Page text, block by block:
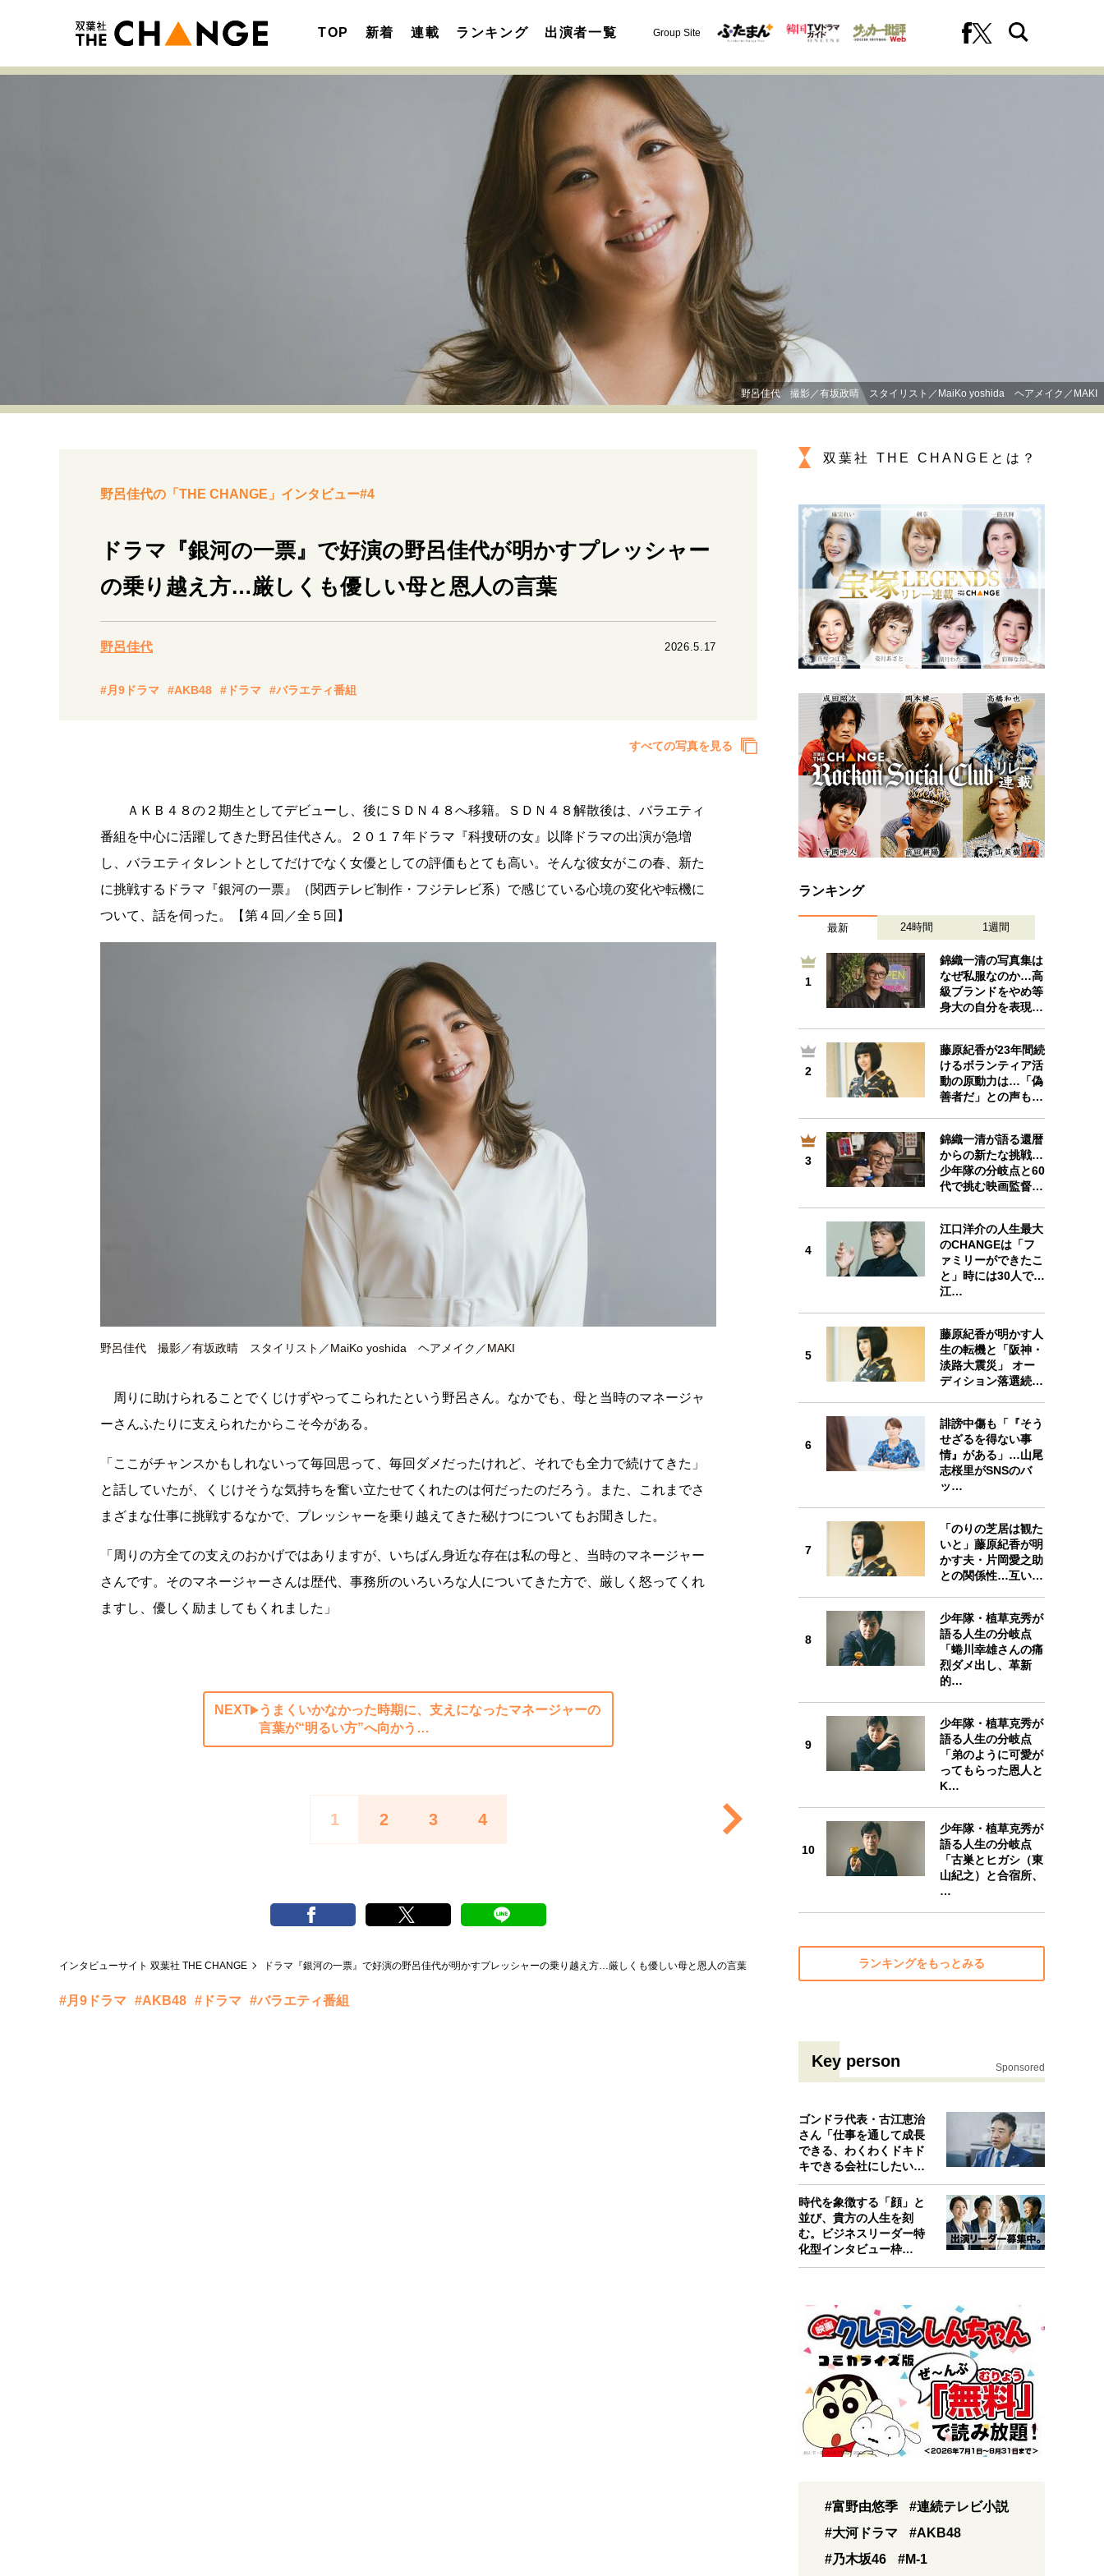
TOP 新着 連載 ランキング 出演者一覧 Group Site
挫折からの再起 未知への挑戦
10代の挫折と原点
セカンドキャリアの描き方 独立という決断 大人の学び直し
ファーストキャリアを拓く
リーダーの流儀 変革の原動力 次世代へのバトン トップが描く未来
40代からの景色
一生モノの愛用品
社会・カルチャー・マネー 地域とつながる/お金との付き合い方
野呂佳代 撮影／有坂政晴 スタイリスト／MaiKo yoshida ヘアメイク／MAKI
野呂佳代の「THE CHANGE」インタビュー#4
ドラマ『銀河の一票』で好演の野呂佳代が明かすプレッシャー
の乗り越え方…厳しくも優しい母と恩人の言葉
野呂佳代 2026.5.17
#月9ドラマ #AKB48 #ドラマ #バラエティ番組
すべての写真を見る
ＡＫＢ４８の２期生としてデビューし、後にＳＤＮ４８へ移籍。ＳＤＮ４８解散後は、バラエティ
番組を中心に活躍してきた野呂佳代さん。２０１７年ドラマ『科捜研の女』以降ドラマの出演が急増
し、バラエティタレントとしてだけでなく女優としての評価もとても高い。そんな彼女がこの春、新た
に挑戦するドラマ『銀河の一票』（関西テレビ制作・フジテレビ系）で感じている心境の変化や転機に
ついて、話を伺った。【第４回／全５回】
野呂佳代 撮影／有坂政晴 スタイリスト／MaiKo yoshida ヘアメイク／MAKI
周りに助けられることでくじけずやってこられたという野呂さん。なかでも、母と当時のマネージャ
ーさんふたりに支えられたからこそ今がある。
「ここがチャンスかもしれないって毎回思って、毎回ダメだったけれど、それでも全力で続けてきた」
と話していたが、くじけそうな気持ちを奮い立たせてくれたのは何だったのだろう。また、これまでさ
まざまな仕事に挑戦するなかで、プレッシャーを乗り越えてきた秘けつについてもお聞きした。
「周りの方全ての支えのおかげではありますが、いちばん身近な存在は私の母と、当時のマネージャー
さんです。そのマネージャーさんは歴代、事務所のいろいろな人についてきた方で、厳しく怒ってくれ
ますし、優しく励ましてもくれました」
NEXT
うまくいかなかった時期に、支えになったマネージャーの
言葉が“明るい方”へ向かう…
1 2 3 4
インタビューサイト 双葉社 THE CHANGE ドラマ『銀河の一票』で好演の野呂佳代が明かすプレッシャーの乗り越え方…厳しくも優しい母と恩人の言葉
#月9ドラマ #AKB48 #ドラマ #バラエティ番組
双葉社 THE CHANGEとは？
ランキング
最新 24時間 1週間
1
錦織一清の写真集は
なぜ私服なのか…高
級ブランドをやめ等
身大の自分を表現…
2
藤原紀香が23年間続
けるボランティア活
動の原動力は…「偽
善者だ」との声も…
3
錦織一清が語る還暦
からの新たな挑戦…
少年隊の分岐点と60
代で挑む映画監督…
4
江口洋介の人生最大
のCHANGEは「フ
ァミリーができたこ
と」時には30人で…
江…
5
藤原紀香が明かす人
生の転機と「阪神・
淡路大震災」 オー
ディション落選続…
6
誹謗中傷も「『そう
せざるを得ない事
情』がある」…山尾
志桜里がSNSのバ
ッ…
7
「のりの芝居は観た
いと」藤原紀香が明
かす夫・片岡愛之助
との関係性…互い…
8
少年隊・植草克秀が
語る人生の分岐点
「蜷川幸雄さんの痛
烈ダメ出し、革新
的…
9
少年隊・植草克秀が
語る人生の分岐点
「弟のように可愛が
ってもらった恩人と
K…
10
少年隊・植草克秀が
語る人生の分岐点
「古巣とヒガシ（東
山紀之）と合宿所、
…
ランキングをもっとみる
Key person Sponsored
ゴンドラ代表・古江恵治
さん「仕事を通して成長
できる、わくわくドキド
キできる会社にしたいと
考えたんで…
時代を象徴する「顔」と
並び、貴方の人生を刻
む。ビジネスリーダー特
化型インタビュー枠
『Key person』始…
#富野由悠季
#連続テレビ小説
#大河ドラマ
#AKB48
#乃木坂46
#M-1